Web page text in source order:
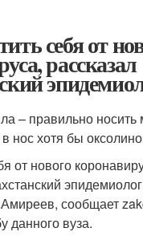
себя от
рассказал
– правильно носить
нос хотя бы
от нового
сообщает
данного вуза.